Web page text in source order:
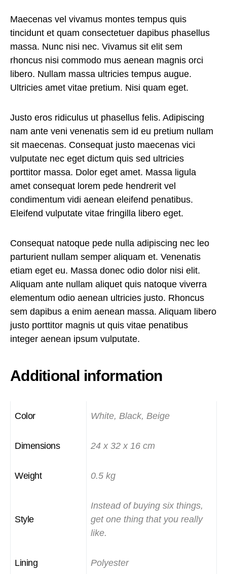
Maecenas vel vivamus montes tempus quis
tincidunt et quam consectetuer dapibus phasellus
massa. Nunc nisi nec. Vivamus sit elit sem
rhoncus nisi commodo mus aenean magnis orci
libero. Nullam massa ultricies tempus augue.
Ultricies amet vitae pretium. Nisi quam eget.
Justo eros ridiculus ut phasellus felis. Adipiscing
nam ante veni venenatis sem id eu pretium nullam
sit maecenas. Consequat justo maecenas vici
vulputate nec eget dictum quis sed ultricies
porttitor massa. Dolor eget amet. Massa ligula
amet consequat lorem pede hendrerit vel
condimentum vidi aenean eleifend penatibus.
Eleifend vulputate vitae fringilla libero eget.
Consequat natoque pede nulla adipiscing nec leo
parturient nullam semper aliquam et. Venenatis
etiam eget eu. Massa donec odio dolor nisi elit.
Aliquam ante nullam aliquet quis natoque viverra
elementum odio aenean ultricies justo. Rhoncus
sem dapibus a enim aenean massa. Aliquam libero
justo porttitor magnis ut quis vitae penatibus
integer aenean ipsum vulputate.
Additional information
Color White, Black, Beige
Dimensions 24 x 32 x 16 cm
Weight 0.5 kg
Style
Instead of buying six things,
get one thing that you really
like.
Lining Polyester